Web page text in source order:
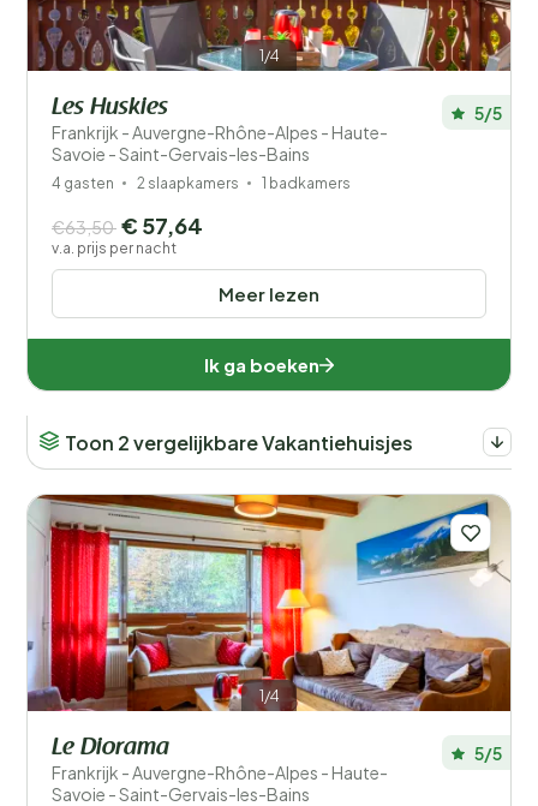
1/4
Les Huskies
Frankrijk - Auvergne-Rhône-Alpes - Haute-
Savoie - Saint-Gervais-les-Bains
5/5
4 gasten 2 slaapkamers 1 badkamers
Meer lezen
€63,50 € 57,64
v.a. prijs per nacht
Ik ga boeken
Toon 2 vergelijkbare Vakantiehuisjes
1/4
Le Diorama
Frankrijk - Auvergne-Rhône-Alpes - Haute-
Savoie - Saint-Gervais-les-Bains
5/5